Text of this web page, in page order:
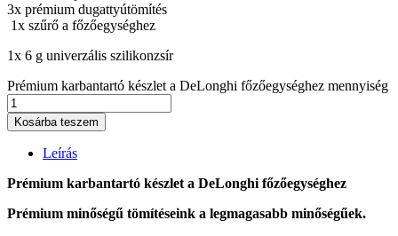
3x prémium dugattyútömítés
1x szűrő a főzőegységhez
1x 6 g univerzális szilikonzsír
Prémium karbantartó készlet a DeLonghi főzőegységhez mennyiség
Kosárba teszem
Leírás
Prémium karbantartó készlet a DeLonghi főzőegységhez
Prémium minőségű tömítéseink a legmagasabb minőségűek.